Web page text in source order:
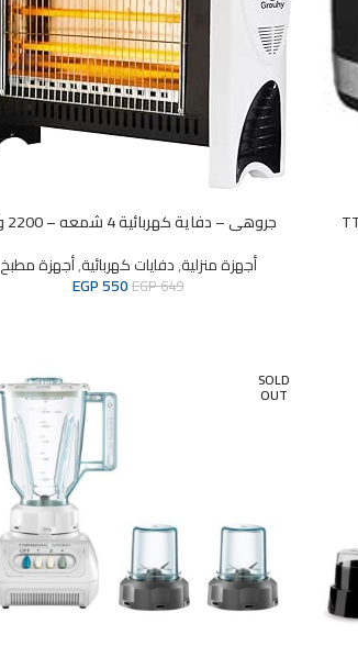
جروهى – دفاية كهربائية 4 شمعه – 2200 وات
أجهزة منزلية,دفايات كهربائية,أجهزة مطبخ
EGP649
EGP550
SOLD
OUT